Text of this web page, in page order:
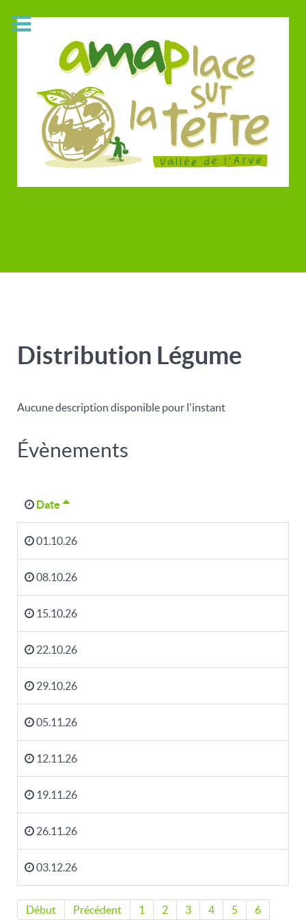
Distribution Légume
Aucune description disponible pour l'instant
Évènements
Date
01.10.26
08.10.26
15.10.26
22.10.26
29.10.26
05.11.26
12.11.26
19.11.26
26.11.26
03.12.26
Début Précédent 1 2 3 4 5 6